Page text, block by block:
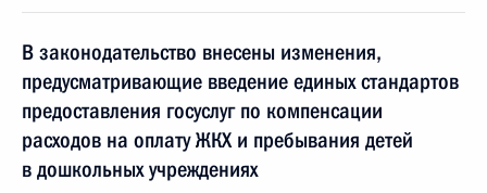
В законодательство внесены изменения,
предусматривающие введение единых стандартов
предоставления госуслуг по компенсации
расходов на оплату ЖКХ и пребывания детей
в дошкольных учреждениях